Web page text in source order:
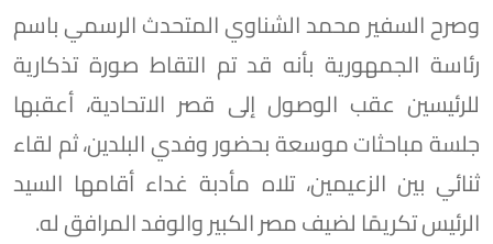
وصرح السفير محمد الشناوي المتحدث الرسمي باسم
رئاسة الجمهورية بأنه قد تم التقاط صورة تذكارية
للرئيسين عقب الوصول إلى قصر الاتحادية، أعقبها
جلسة مباحثات موسعة بحضور وفدي البلدين، ثم لقاء
ثنائي بين الزعيمين، تلاه مأدبة غداء أقامها السيد
الرئيس تكريمًا لضيف مصر الكبير والوفد المرافق له.